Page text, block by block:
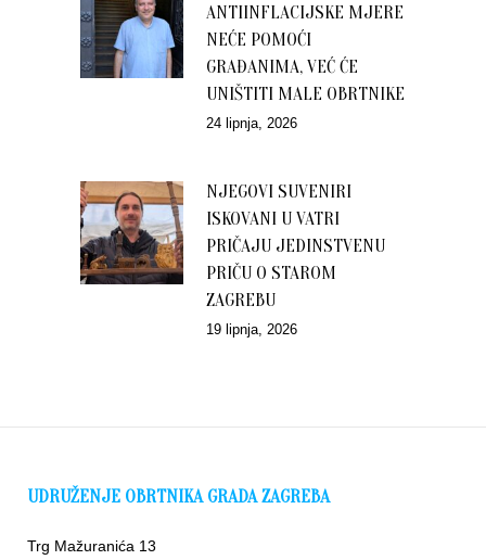
ANTIINFLACIJSKE MJERE
NEĆE POMOĆI
GRAĐANIMA, VEĆ ĆE
UNIŠTITI MALE OBRTNIKE
24 lipnja, 2026
NJEGOVI SUVENIRI
ISKOVANI U VATRI
PRIČAJU JEDINSTVENU
PRIČU O STAROM
ZAGREBU
19 lipnja, 2026
UDRUŽENJE OBRTNIKA GRADA ZAGREBA
Trg Mažuranića 13